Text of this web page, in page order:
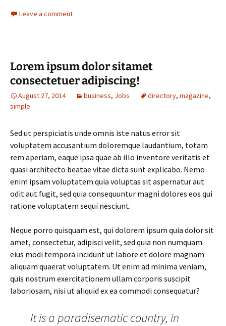
Leave a comment
Lorem ipsum dolor sitamet
consectetuer adipiscing!
August 27, 2014 business, Jobs directory, magazine,
simple
Sed ut perspiciatis unde omnis iste natus error sit
voluptatem accusantium doloremque laudantium, totam
rem aperiam, eaque ipsa quae ab illo inventore veritatis et
quasi architecto beatae vitae dicta sunt explicabo. Nemo
enim ipsam voluptatem quia voluptas sit aspernatur aut
odit aut fugit, sed quia consequuntur magni dolores eos qui
ratione voluptatem sequi nesciunt.
Neque porro quisquam est, qui dolorem ipsum quia dolor sit
amet, consectetur, adipisci velit, sed quia non numquam
eius modi tempora incidunt ut labore et dolore magnam
aliquam quaerat voluptatem. Ut enim ad minima veniam,
quis nostrum exercitationem ullam corporis suscipit
laboriosam, nisi ut aliquid ex ea commodi consequatur?
It is a paradisematic country, in